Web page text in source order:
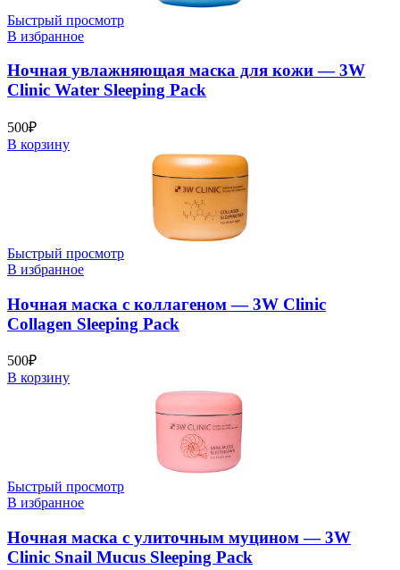
Быстрый просмотр
В избранное
Ночная увлажняющая маска для кожи — 3W
Clinic Water Sleeping Pack
500₽
В корзину
Быстрый просмотр
В избранное
Ночная маска с коллагеном — 3W Clinic
Collagen Sleeping Pack
500₽
В корзину
Быстрый просмотр
В избранное
Ночная маска с улиточным муцином — 3W
Clinic Snail Mucus Sleeping Pack